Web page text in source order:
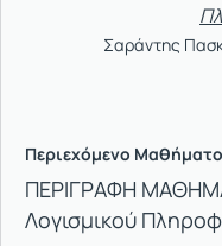
Σαράντης
Περιεχόμενο
ΠΕΡΙΓΡΑΦΗ
Λογισμικού